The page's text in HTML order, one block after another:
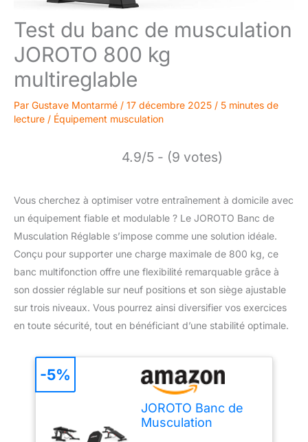
Test du banc de musculation
JOROTO 800 kg
multireglable
Par Gustave Montarmé / 17 décembre 2025 / 5 minutes de
lecture / Équipement musculation
4.9/5 - (9 votes)
Vous cherchez à optimiser votre entraînement à domicile avec
un équipement fiable et modulable ? Le JOROTO Banc de
Musculation Réglable s’impose comme une solution idéale.
Conçu pour supporter une charge maximale de 800 kg, ce
banc multifonction offre une flexibilité remarquable grâce à
son dossier réglable sur neuf positions et son siège ajustable
sur trois niveaux. Vous pourrez ainsi diversifier vos exercices
en toute sécurité, tout en bénéficiant d’une stabilité optimale.
JOROTO Banc de
Musculation
-5%